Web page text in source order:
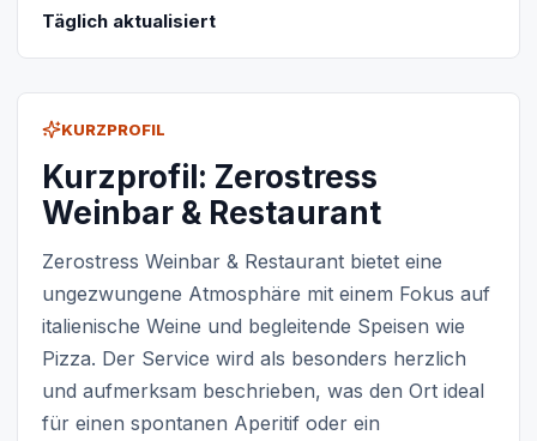
KURZPROFIL
Kurzprofil: Zerostress
Weinbar & Restaurant
Zerostress Weinbar & Restaurant bietet eine
ungezwungene Atmosphäre mit einem Fokus auf
italienische Weine und begleitende Speisen wie
Pizza. Der Service wird als besonders herzlich
und aufmerksam beschrieben, was den Ort ideal
für einen spontanen Aperitif oder ein
Täglich aktualisiert